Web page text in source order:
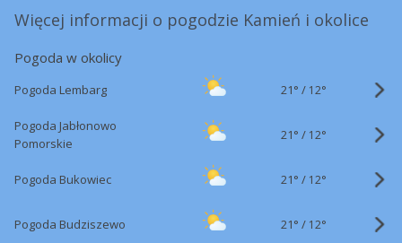
Więcej informacji o pogodzie Kamień i okolice
Pogoda w okolicy
Pogoda Lembarg 21° / 12°
Pogoda Jabłonowo
Pomorskie
21° / 12°
Pogoda Bukowiec 21° / 12°
Pogoda Budziszewo 21° / 12°